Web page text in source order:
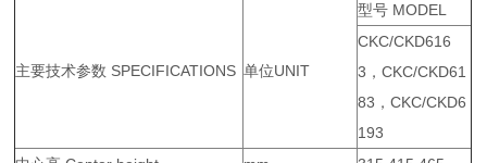
主要技术参数 SPECIFICATIONS 单位UNIT
型号 MODEL
CKC/CKD616
3，CKC/CKD61
83，CKC/CKD6
193